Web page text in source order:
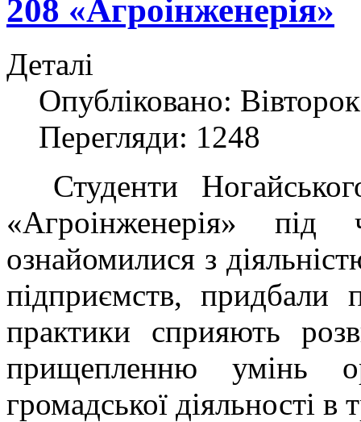
208 «Агроінженерія»
Деталі
Опубліковано:
Перегляди: 1248
Студенти
«Агроінженерія» під
ознайомилися з
підприємств, придбали
практики сприяють
прищепленню умінь
громадської діяльності в